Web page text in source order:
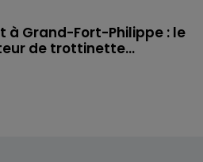
à Grand-Fort-Philippe : le
de trottinette...